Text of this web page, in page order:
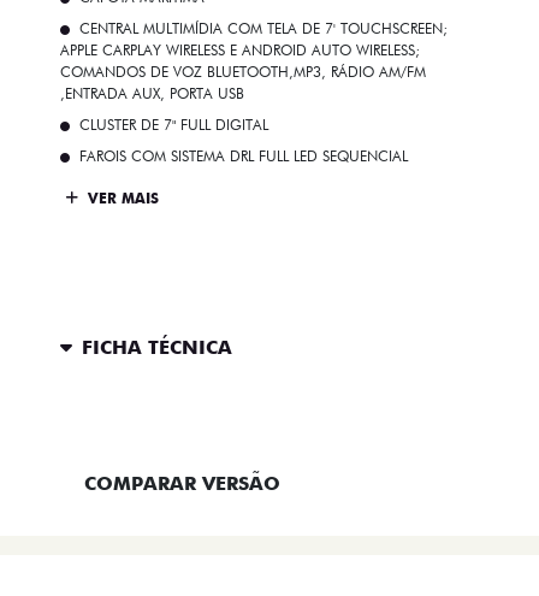
CENTRAL MULTIMÍDIA COM TELA DE 7' TOUCHSCREEN;
APPLE CARPLAY WIRELESS E ANDROID AUTO WIRELESS;
COMANDOS DE VOZ BLUETOOTH,MP3, RÁDIO AM/FM
,ENTRADA AUX, PORTA USB
CLUSTER DE 7" FULL DIGITAL
FAROIS COM SISTEMA DRL FULL LED SEQUENCIAL
VER MAIS
FICHA TÉCNICA
COMPARAR VERSÃO